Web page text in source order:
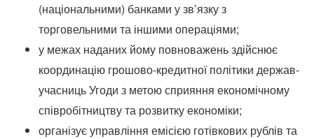
(національними) банками у зв’язку з
торговельними та іншими операціями;
у межах наданих йому повноважень здійснює
координацію грошово-кредитної політики держав-
учасниць Угоди з метою сприяння економічному
співробітництву та розвитку економіки;
організує управління емісією готівкових рублів та